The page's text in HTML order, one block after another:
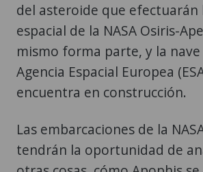
del asteroide que efectuarán
espacial de la NASA Osiris-
mismo forma parte, y la nave
Agencia Espacial Europea
encuentra en construcción.
Las embarcaciones de la
tendrán la oportunidad de